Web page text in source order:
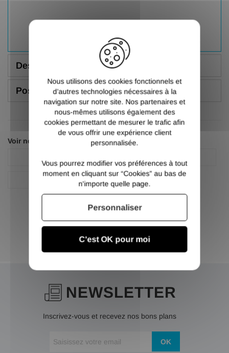
Description
Poser une question
Voir nos autres pages :
NEWSLETTER
Inscrivez-vous et recevez nos bons plans
OK
Nous utilisons des cookies fonctionnels et
d’autres technologies nécessaires à la
navigation sur notre site. Nos partenaires et
nous-mêmes utilisons également des
cookies permettant de mesurer le trafic afin
de vous offrir une expérience client
personnalisée.
Vous pourrez modifier vos préférences à tout
moment en cliquant sur “Cookies” au bas de
n'importe quelle page.
C'est OK pour moi
Personnaliser